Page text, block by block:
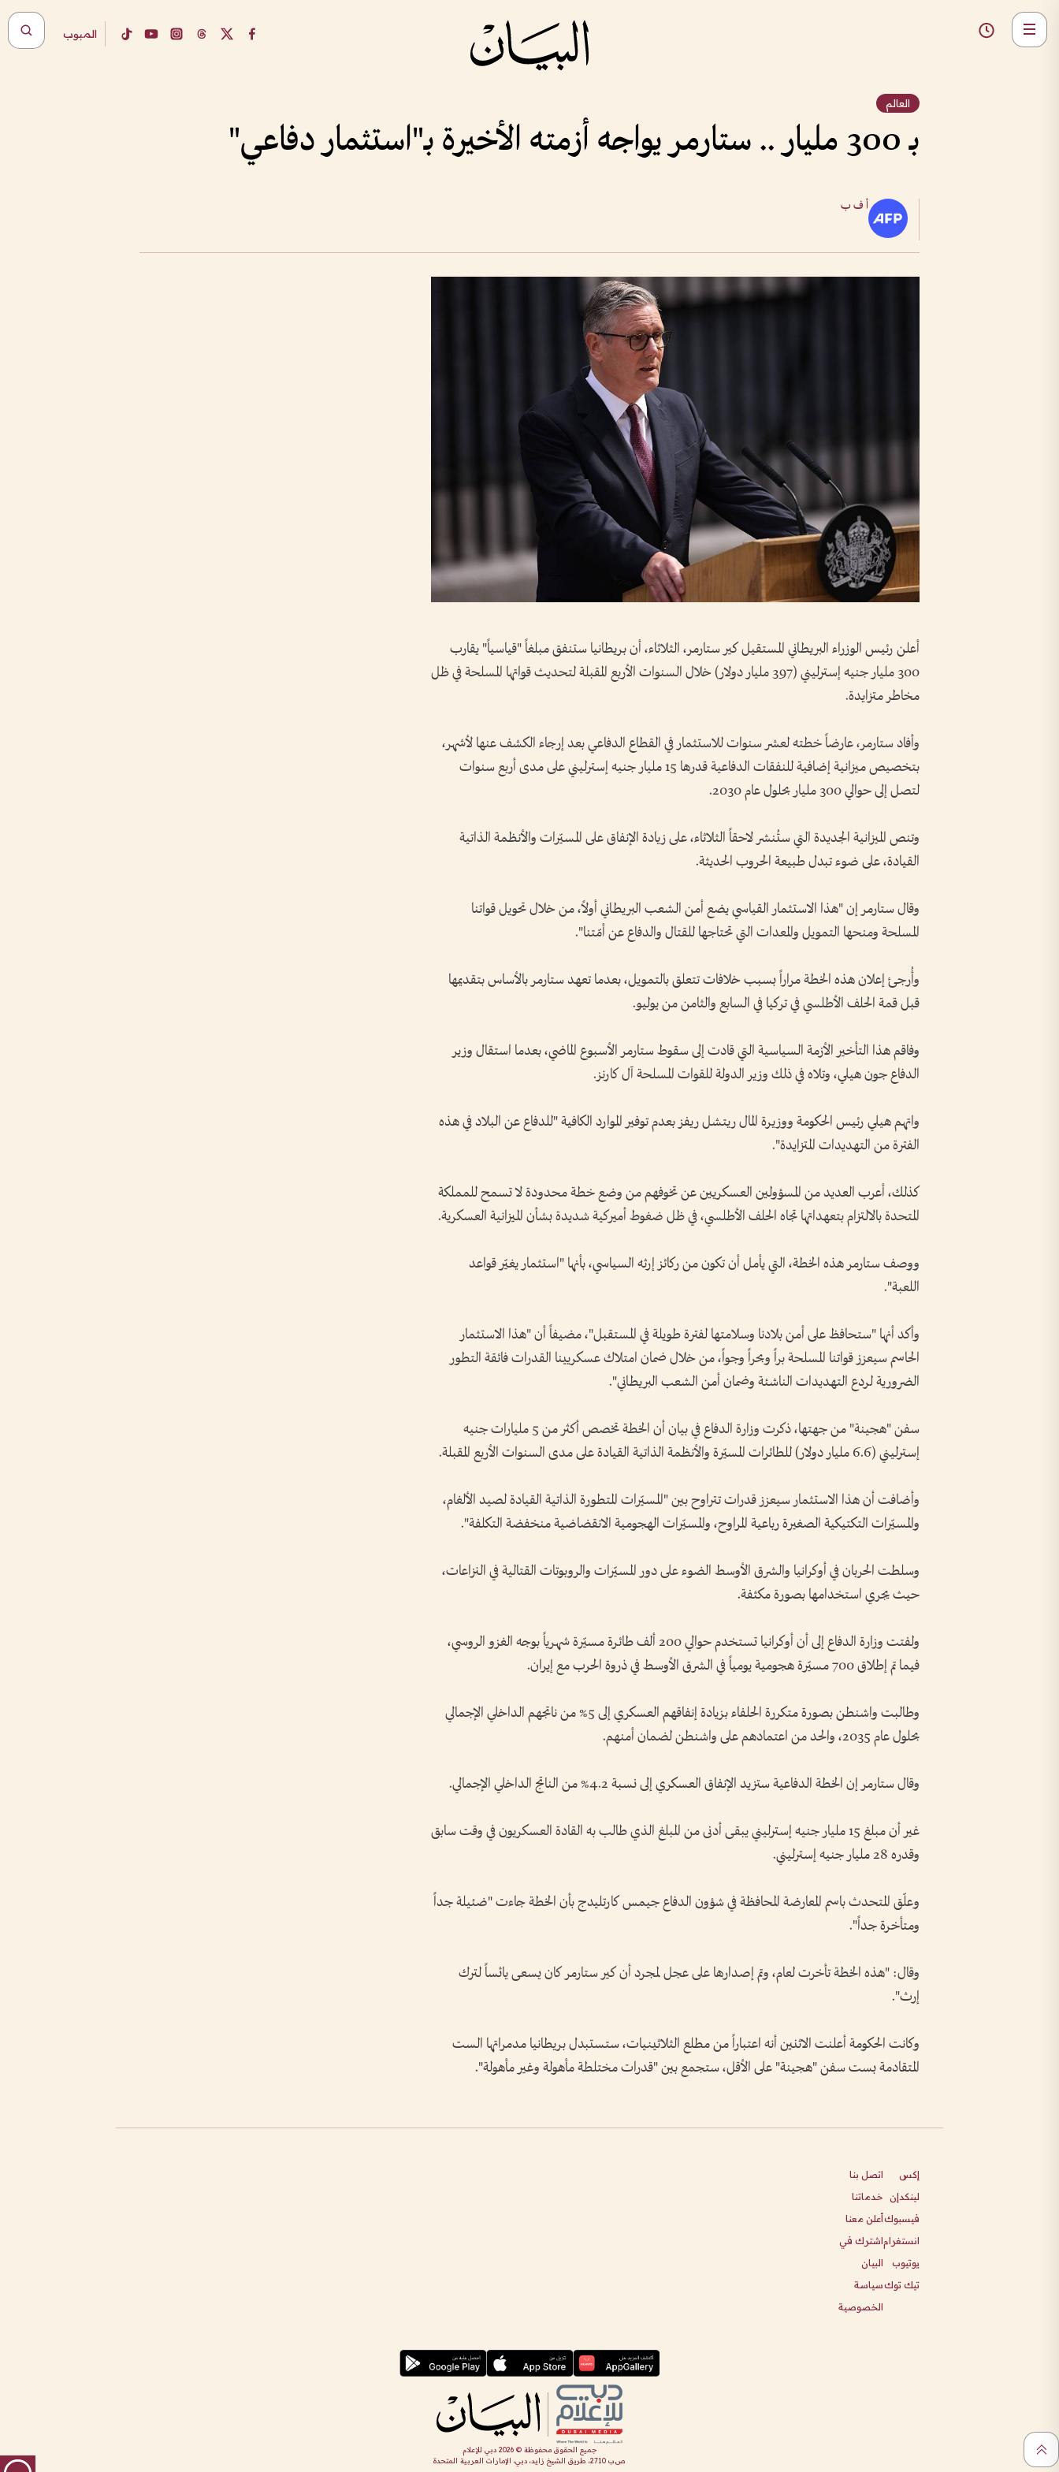
المبوب
العالم
بـ 300 مليار .. ستارمر يواجه أزمته الأخيرة بـ"استثمار دفاعي"
أ ف ب
أعلن رئيس الوزراء البريطاني المستقيل كير ستارمر، الثلاثاء، أن بريطانيا ستنفق مبلغاً "قياسياً" يقارب
300 مليار جنيه إسترليني (397 مليار دولار) خلال السنوات الأربع المقبلة لتحديث قواتها المسلحة في ظل
مخاطر متزايدة.
وأفاد ستارمر، عارضاً خطته لعشر سنوات للاستثمار في القطاع الدفاعي بعد إرجاء الكشف عنها لأشهر،
بتخصيص ميزانية إضافية للنفقات الدفاعية قدرها 15 مليار جنيه إسترليني على مدى أربع سنوات
لتصل إلى حوالي 300 مليار بحلول عام 2030.
وتنص الميزانية الجديدة التي ستُنشر لاحقاً الثلاثاء، على زيادة الإنفاق على المسيّرات والأنظمة الذاتية
القيادة، على ضوء تبدل طبيعة الحروب الحديثة.
وقال ستارمر إن "هذا الاستثمار القياسي يضع أمن الشعب البريطاني أولاً، من خلال تحويل قواتنا
المسلحة ومنحها التمويل والمعدات التي تحتاجها للقتال والدفاع عن أمّتنا".
وأُرجئ إعلان هذه الخطة مراراً بسبب خلافات تتعلق بالتمويل، بعدما تعهد ستارمر بالأساس بتقديمها
قبل قمة الحلف الأطلسي في تركيا في السابع والثامن من يوليو.
وفاقم هذا التأخير الأزمة السياسية التي قادت إلى سقوط ستارمر الأسبوع الماضي، بعدما استقال وزير
الدفاع جون هيلي، وتلاه في ذلك وزير الدولة للقوات المسلحة آل كارنز.
واتهم هيلي رئيس الحكومة ووزيرة المال ريتشل ريفز بعدم توفير الموارد الكافية "للدفاع عن البلاد في هذه
الفترة من التهديدات المتزايدة".
كذلك، أعرب العديد من المسؤولين العسكريين عن تخوفهم من وضع خطة محدودة لا تسمح للمملكة
المتحدة بالالتزام بتعهداتها تجاه الحلف الأطلسي، في ظل ضغوط أميركية شديدة بشأن الميزانية العسكرية.
ووصف ستارمر هذه الخطة، التي يأمل أن تكون من ركائز إرثه السياسي، بأنها "استثمار يغيّر قواعد
اللعبة".
وأكد أنها "ستحافظ على أمن بلادنا وسلامتها لفترة طويلة في المستقبل"، مضيفاً أن "هذا الاستثمار
الحاسم سيعزز قواتنا المسلحة براً وبحراً وجواً، من خلال ضمان امتلاك عسكريينا القدرات فائقة التطور
الضرورية لردع التهديدات الناشئة وضمان أمن الشعب البريطاني".
سفن "هجينة" من جهتها، ذكرت وزارة الدفاع في بيان أن الخطة تخصص أكثر من 5 مليارات جنيه
إسترليني (6.6 مليار دولار) للطائرات المسيّرة والأنظمة الذاتية القيادة على مدى السنوات الأربع المقبلة.
وأضافت أن هذا الاستثمار سيعزز قدرات تتراوح بين "المسيّرات المتطورة الذاتية القيادة لصيد الألغام،
والمسيّرات التكتيكية الصغيرة رباعية المراوح، والمسيّرات الهجومية الانقضاضية منخفضة التكلفة".
وسلطت الحربان في أوكرانيا والشرق الأوسط الضوء على دور المسيّرات والروبوتات القتالية في النزاعات،
حيث يجري استخدامها بصورة مكثفة.
ولفتت وزارة الدفاع إلى أن أوكرانيا تستخدم حوالي 200 ألف طائرة مسيّرة شهرياً بوجه الغزو الروسي،
فيما تم إطلاق 700 مسيّرة هجومية يومياً في الشرق الأوسط في ذروة الحرب مع إيران.
وطالبت واشنطن بصورة متكررة الحلفاء بزيادة إنفاقهم العسكري إلى 5% من ناتجهم الداخلي الإجمالي
بحلول عام 2035، والحد من اعتمادهم على واشنطن لضمان أمنهم.
وقال ستارمر إن الخطة الدفاعية ستزيد الإنفاق العسكري إلى نسبة 4.2% من الناتج الداخلي الإجمالي.
غير أن مبلغ 15 مليار جنيه إسترليني يبقى أدنى من المبلغ الذي طالب به القادة العسكريون في وقت سابق
وقدره 28 مليار جنيه إسترليني.
وعلّق المتحدث باسم المعارضة المحافظة في شؤون الدفاع جيمس كارتليدج بأن الخطة جاءت "ضئيلة جداً
ومتأخرة جداً".
وقال: "هذه الخطة تأخرت لعام، وتم إصدارها على عجل لمجرد أن كير ستارمر كان يسعى يائساً لترك
إرث".
وكانت الحكومة أعلنت الاثنين أنه اعتباراً من مطلع الثلاثينيات، ستستبدل بريطانيا مدمراتها الست
المتقادمة بست سفن "هجينة" على الأقل، ستجمع بين "قدرات مختلطة مأهولة وغير مأهولة".
إكس
لينكدإن
فيسبوك
انستغرام
يوتيوب
تيك توك
اتصل بنا
خدماتنا
أعلن معنا
اشترك في
البيان
سياسة
الخصوصية
جميع الحقوق محفوظة ©2026 دبي للإعلام
ص.ب 2710، طريق الشيخ زايد، دبي، الإمارات العربية المتحدة